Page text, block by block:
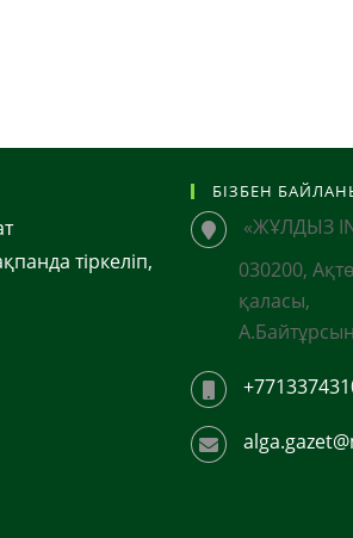
тіркеліп,
БІЗБЕН
«ЖҰЛДЫЗ
030200,
қаласы,